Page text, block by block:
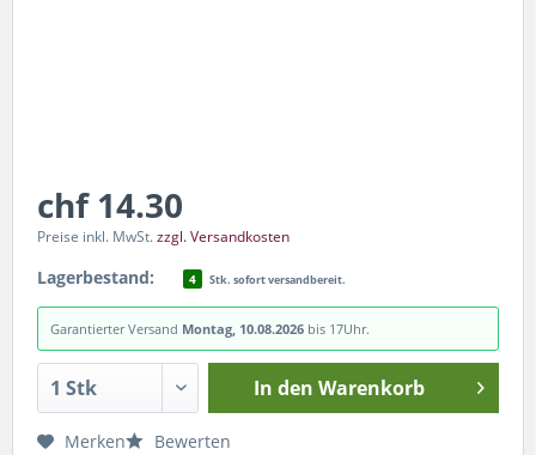
chf 14.30
Preise inkl. MwSt.zzgl. Versandkosten
Lagerbestand: 4 Stk. sofort versandbereit.
Garantierter Versand Montag, 10.08.2026 bis 17Uhr.
In den Warenkorb
Merken Bewerten